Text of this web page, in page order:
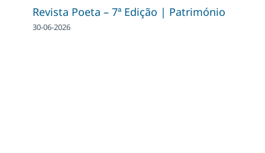
Revista Poeta – 7ª Edição | Património
30-06-2026